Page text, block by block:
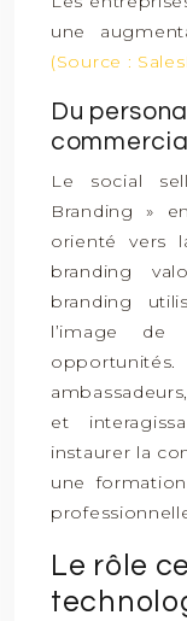
une
(Source :
Du
Le social
Branding »
orienté vers
branding
branding
l’image de
et
instaurer la
une
Le rôle